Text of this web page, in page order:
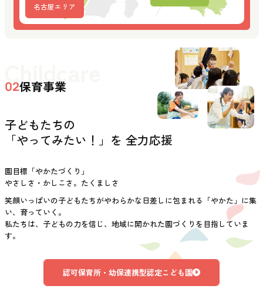
名古屋エリア
Childcare
02保育事業
子どもたちの
「やってみたい！」を 全力応援
園目標「やかたづくり」
やさしさ・かしこさ。たくましさ
笑顔いっぱいの子どもたちがやわらかな日差しに包まれる「やかた」に集
い、育っていく。
私たちは、子どもの力を信じ、地域に開かれた園づくりを目指していま
す。
認可保育所・幼保連携型認定こども園